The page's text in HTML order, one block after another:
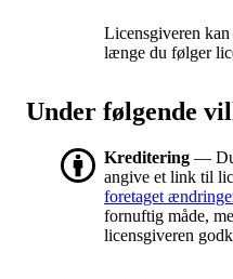
Licensgiveren
længe du følger
Under følgende
Kreditering —
angive et link til
foretaget
fornuftig måde,
licensgiveren